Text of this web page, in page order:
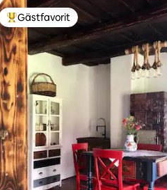
betyg, 6 omdömen
Populär gästfavorit
Gästfavorit